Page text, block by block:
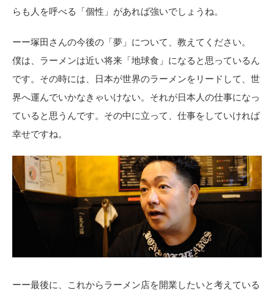
らも人を呼べる「個性」があれば強いでしょうね。
ーー塚田さんの今後の「夢」について、教えてください。
僕は、ラーメンは近い将来「地球食」になると思っているん
です。その時には、日本が世界のラーメンをリードして、世
界へ運んでいかなきゃいけない。それが日本人の仕事になっ
ていると思うんです。その中に立って、仕事をしていければ
幸せですね。
ーー最後に、これからラーメン店を開業したいと考えている